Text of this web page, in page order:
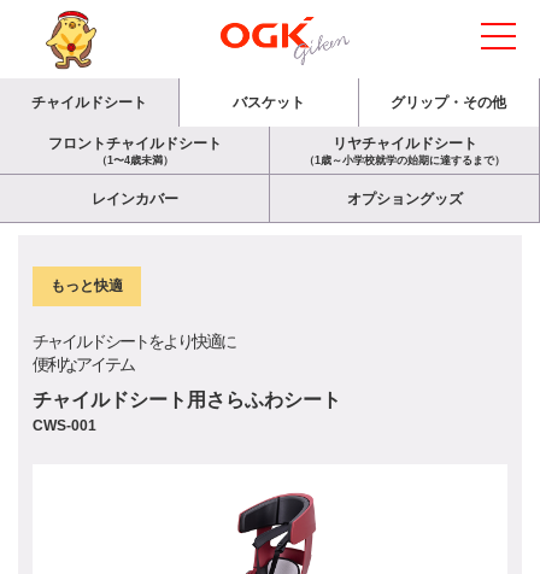
チャイルドシート バスケット グリップ・その他
フロントチャイルドシート
（1〜4歳未満）
リヤチャイルドシート
（1歳～小学校就学の始期に達するまで）
レインカバー オプショングッズ
もっと快適
チャイルドシートをより快適に
便利なアイテム
チャイルドシート用さらふわシート
CWS-001